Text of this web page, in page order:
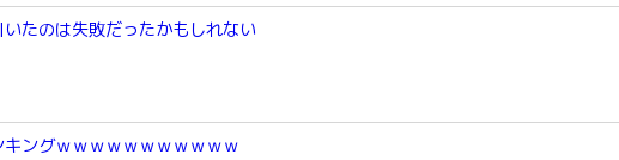
いたのは失敗だったかもしれない
キングｗｗｗｗｗｗｗｗｗｗｗ